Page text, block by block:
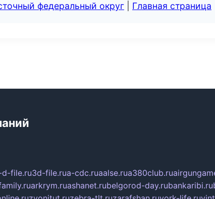
федеральный округ Главная страница
d-file.ru3d-file.rua-cdc.ruaalse.rua380club.ru
arkrym.ruashanet.rubelgorod-day.rubankaribi.ru